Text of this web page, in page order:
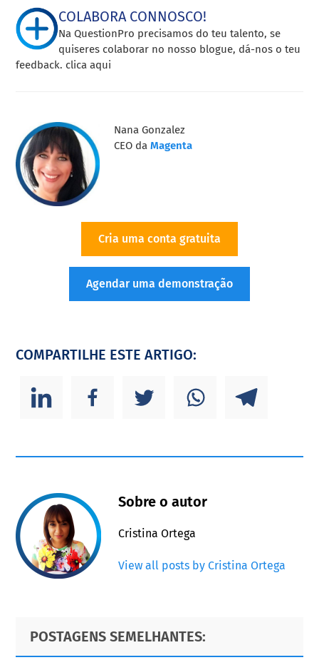
COLABORA CONNOSCO!
Na QuestionPro precisamos do teu talento, se
quiseres colaborar no nosso blogue, dá-nos o teu
feedback. clica aqui
Nana Gonzalez
CEO daMagenta
Cria uma conta gratuita
Agendar uma demonstração
COMPARTILHE ESTE ARTIGO:
Sobre o autor
Cristina Ortega
View all posts by Cristina Ortega
Primary
Sidebar
Footer
POSTAGENS SEMELHANTES: